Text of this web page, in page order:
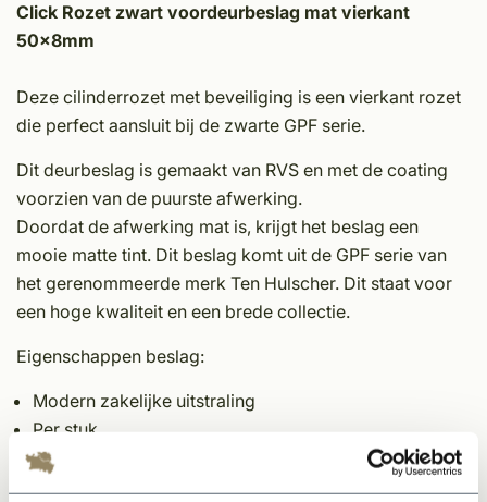
Click Rozet zwart voordeurbeslag mat vierkant
50x8mm
Deze cilinderrozet met beveiliging is een vierkant rozet
die perfect aansluit bij de zwarte GPF serie.
Dit deurbeslag is gemaakt van RVS en met de coating
voorzien van de puurste afwerking.
Doordat de afwerking mat is, krijgt het beslag een
mooie matte tint. Dit beslag komt uit de GPF serie van
het gerenommeerde merk Ten Hulscher. Dit staat voor
een hoge kwaliteit en een brede collectie.
Eigenschappen beslag:
Modern zakelijke uitstraling
Per stuk
Afmeting rozet 50mm